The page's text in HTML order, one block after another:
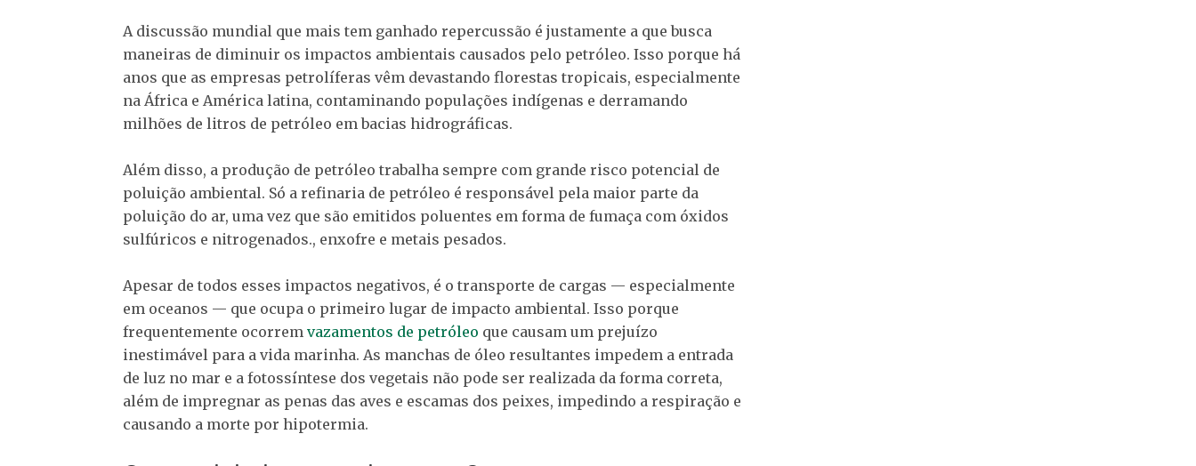
A discussão mundial que mais tem ganhado repercussão é justamente a que busca
maneiras de diminuir os impactos ambientais causados pelo petróleo. Isso porque há
anos que as empresas petrolíferas vêm devastando florestas tropicais, especialmente
na África e América latina, contaminando populações indígenas e derramando
milhões de litros de petróleo em bacias hidrográficas.
Além disso, a produção de petróleo trabalha sempre com grande risco potencial de
poluição ambiental. Só a refinaria de petróleo é responsável pela maior parte da
poluição do ar, uma vez que são emitidos poluentes em forma de fumaça com óxidos
sulfúricos e nitrogenados., enxofre e metais pesados.
Apesar de todos esses impactos negativos, é o transporte de cargas — especialmente
em oceanos — que ocupa o primeiro lugar de impacto ambiental. Isso porque
frequentemente ocorrem vazamentos de petróleo que causam um prejuízo
inestimável para a vida marinha. As manchas de óleo resultantes impedem a entrada
de luz no mar e a fotossíntese dos vegetais não pode ser realizada da forma correta,
além de impregnar as penas das aves e escamas dos peixes, impedindo a respiração e
causando a morte por hipotermia.